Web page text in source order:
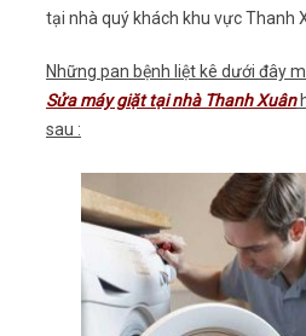
tại nhà quý khách khu vực Thanh
Những pan bệnh liệt kê dưới đây
Sửa máy giặt tại nhà Thanh Xuân
sau :